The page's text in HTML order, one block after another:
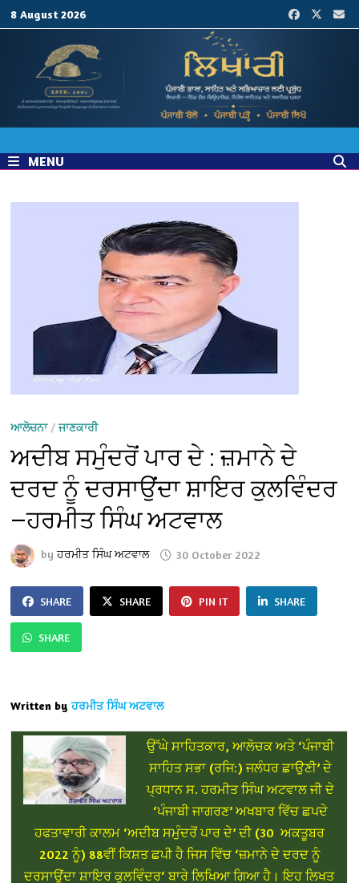
8 August 2026
MENU
ਆਲੋਚਨਾ/ਜਾਣਕਾਰੀ
ਅਦੀਬ ਸਮੁੰਦਰੋਂ ਪਾਰ ਦੇ : ਜ਼ਮਾਨੇ ਦੇ
ਦਰਦ ਨੂੰ ਦਰਸਾਉਂਦਾ ਸ਼ਾਇਰ ਕੁਲਵਿੰਦਰ
—ਹਰਮੀਤ ਸਿੰਘ ਅਟਵਾਲ
byਹਰਮੀਤ ਸਿੰਘ ਅਟਵਾਲ 30 October 2022
SHARE SHARE PIN IT SHARE
SHARE
Written by ਹਰਮੀਤ ਸਿੰਘ ਅਟਵਾਲ
ਉੱਘੇ ਸਾਹਿਤਕਾਰ, ਆਲੋਚਕ ਅਤੇ ‘ਪੰਜਾਬੀ
ਸਾਹਿਤ ਸਭਾ (ਰਜਿ:) ਜਲੰਧਰ ਛਾਉਣੀ’ ਦੇ
ਪ੍ਰਧਾਨ ਸ. ਹਰਮੀਤ ਸਿੰਘ ਅਟਵਾਲ ਜੀ ਦੇ
‘ਪੰਜਾਬੀ ਜਾਗਰਣ’ ਅਖਬਾਰ ਵਿੱਚ ਛਪਦੇ
ਹਫਤਾਵਾਰੀ ਕਾਲਮ ‘ਅਦੀਬ ਸਮੁੰਦਰੋਂ ਪਾਰ ਦੇ’ ਦੀ (30 ਅਕਤੂਬਰ
2022 ਨੂੰ) 88ਵੀਂ ਕਿਸ਼ਤ ਛਪੀ ਹੈ ਜਿਸ ਵਿੱਚ ‘ਜ਼ਮਾਨੇ ਦੇ ਦਰਦ ਨੂੰ
ਦਰਸਾਉਂਦਾ ਸ਼ਾਇਰ ਕੁਲਵਿੰਦਰ‘ ਬਾਰੇ ਲਿਖਿਆ ਗਿਆ ਹੈ। ਇਹ ਲਿਖਤ